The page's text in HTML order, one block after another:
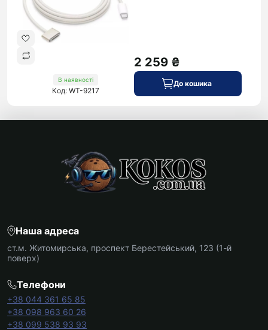
В наявності
Код: WT-9217
2 259 ₴
До кошика
Наша адреса
ст.м. Житомирська, проспект Берестейський, 123 (1-й
поверх)
Телефони
+38 044 361 65 85
+38 098 963 60 26
+38 099 538 93 93